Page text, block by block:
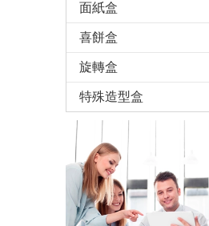
面紙盒
喜餅盒
旋轉盒
特殊造型盒